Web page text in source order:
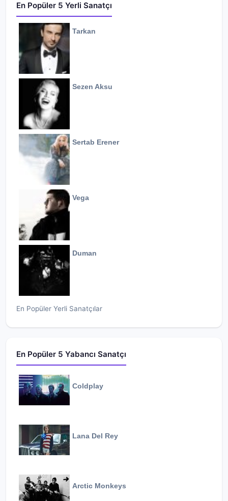
En Popüler 5 Yerli Sanatçı
Tarkan
Sezen Aksu
Sertab Erener
Vega
Duman
En Popüler Yerli Sanatçılar
En Popüler 5 Yabancı Sanatçı
Coldplay
Lana Del Rey
Arctic Monkeys